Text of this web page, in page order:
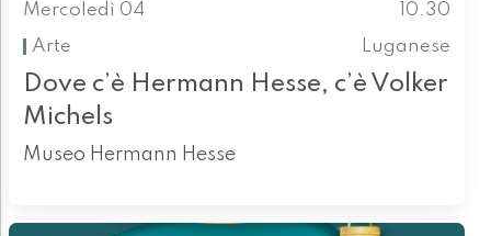
Mercoledì 04
10.30
Arte
Luganese
Dove c’è Hermann Hesse, c’è Volker
Michels
Museo Hermann Hesse